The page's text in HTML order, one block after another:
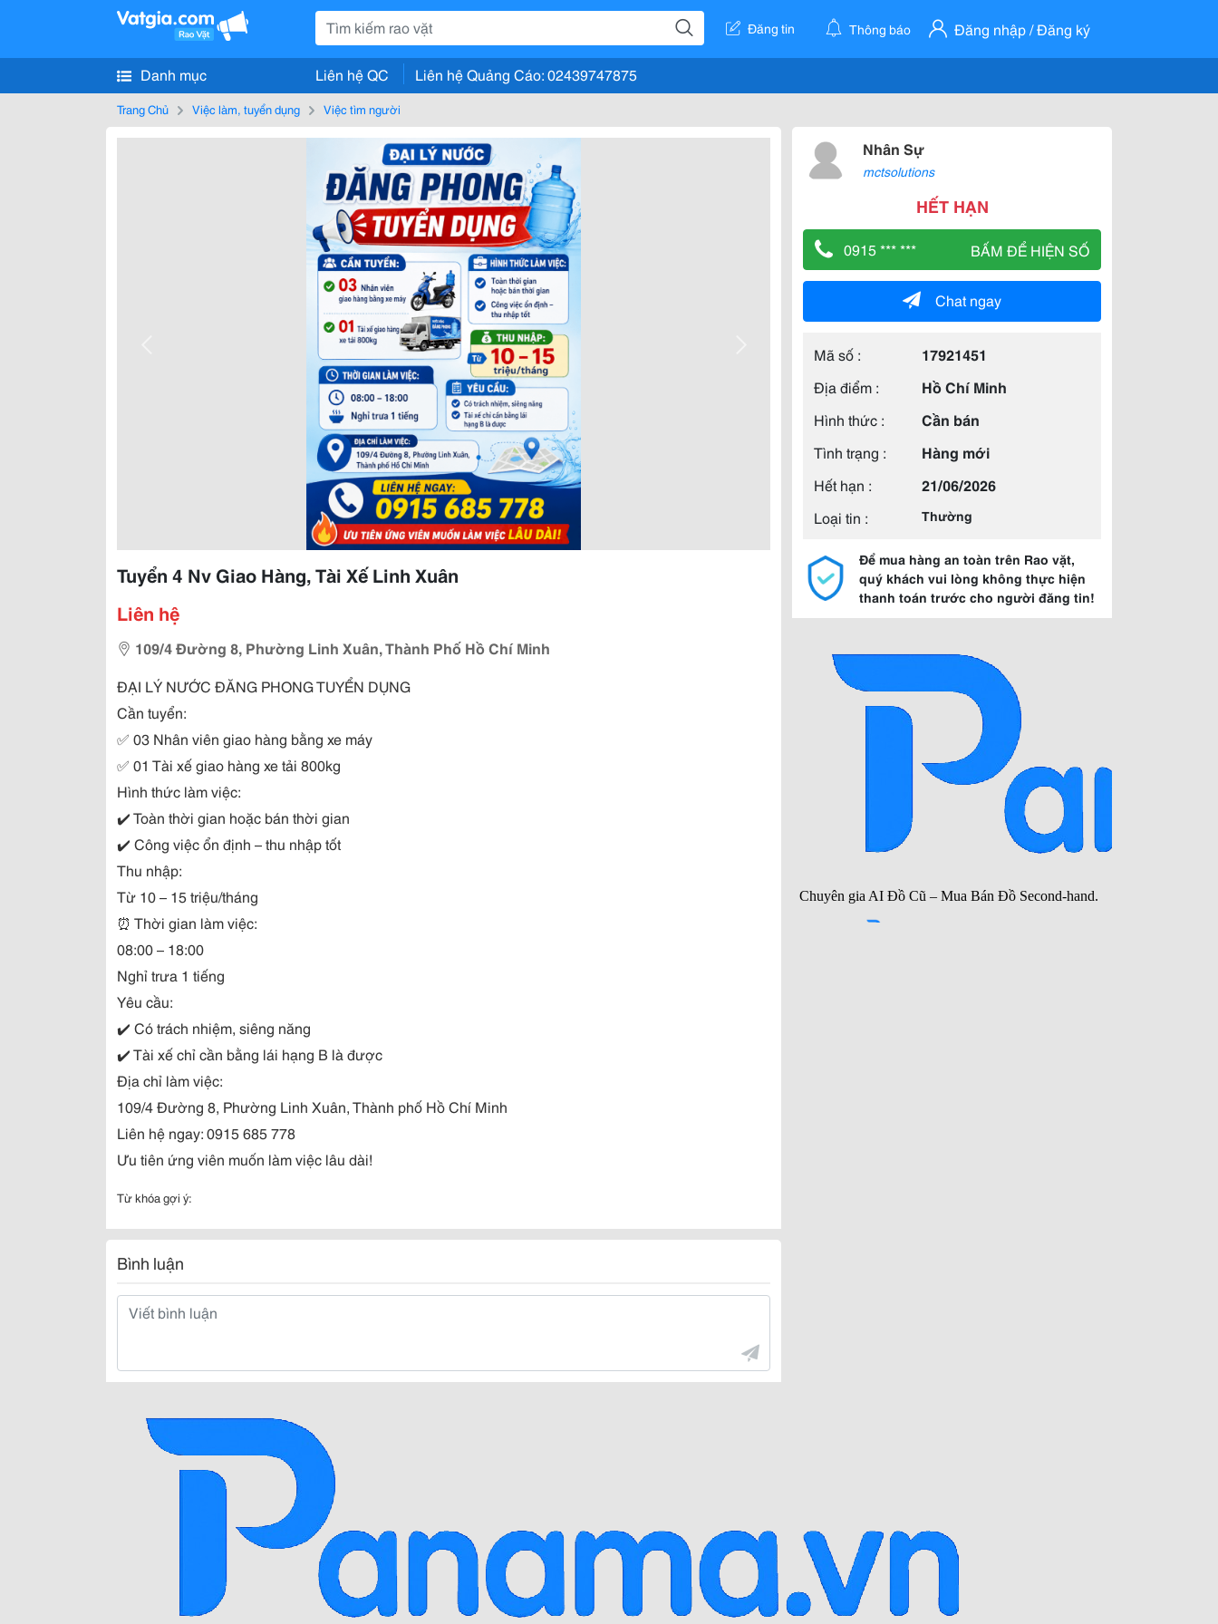
Đăng tin Thông báo Đăng nhập / Đăng ký
Danh mục Liên hệ QC Liên hệ Quảng Cáo: 02439747875
Trang Chủ Việc làm, tuyển dụng Việc tìm người
Tuyển 4 Nv Giao Hàng, Tài Xế Linh Xuân
Liên hệ
109/4 Đường 8, Phường Linh Xuân, Thành Phố Hồ Chí Minh
ĐẠI LÝ NƯỚC ĐĂNG PHONG TUYỂN DỤNG
Cần tuyển:
✅ 03 Nhân viên giao hàng bằng xe máy
✅ 01 Tài xế giao hàng xe tải 800kg
Hình thức làm việc:
✔️Toàn thời gian hoặc bán thời gian
✔️ Công việc ổn định – thu nhập tốt
Thu nhập:
Từ 10 – 15 triệu/tháng
⏰ Thời gian làm việc:
08:00 – 18:00
Nghỉ trưa 1 tiếng
Yêu cầu:
✔️ Có trách nhiệm, siêng năng
✔️Tài xế chỉ cần bằng lái hạng B là được
Địa chỉ làm việc:
109/4 Đường 8, Phường Linh Xuân, Thành phố Hồ Chí Minh
Liên hệ ngay: 0915 685 778
Ưu tiên ứng viên muốn làm việc lâu dài!
Từ khóa gợi ý:
Bình luận
Nhân Sự
mctsolutions
HẾT HẠN
0915 *** *** BẤM ĐỂ HIỆN SỐ
Chat ngay
Mã số :
17921451
Địa điểm :
Hồ Chí Minh
Hình thức :
Cần bán
Tình trạng :
Hàng mới
Hết hạn :
21/06/2026
Loại tin :
Thường
Để mua hàng an toàn trên Rao vặt,
quý khách vui lòng không thực hiện
thanh toán trước cho người đăng tin!